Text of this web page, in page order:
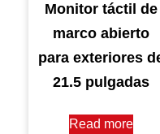
Monitor táctil de
marco abierto
para exteriores
21.5 pulgadas
Read more